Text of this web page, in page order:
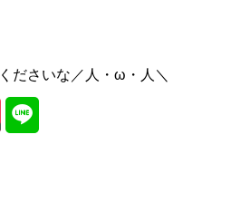
ださいな／人・ω・人＼